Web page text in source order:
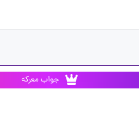
جواب معرکه